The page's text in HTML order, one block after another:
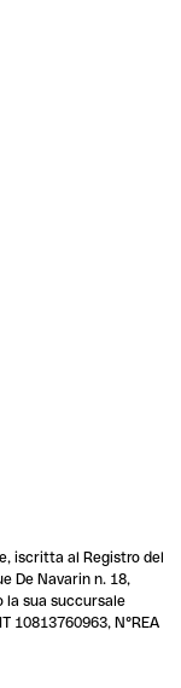
iscritta al Registro del
De Navarin n. 18,
la sua succursale
10813760963, N°REA